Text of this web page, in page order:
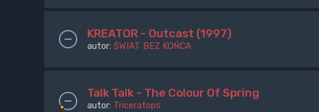
KREATOR - Outcast (1997)
autor: ŚWIAT BEZ KOŃCA
Talk Talk - The Colour Of Spring
autor: Triceratops